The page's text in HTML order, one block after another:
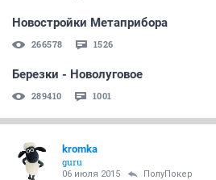
Новостройки Метаприбора
266578 1526
Березки - Новолуговое
289410 1001
kromka
guru
06 июля 2015 ПолуПокер